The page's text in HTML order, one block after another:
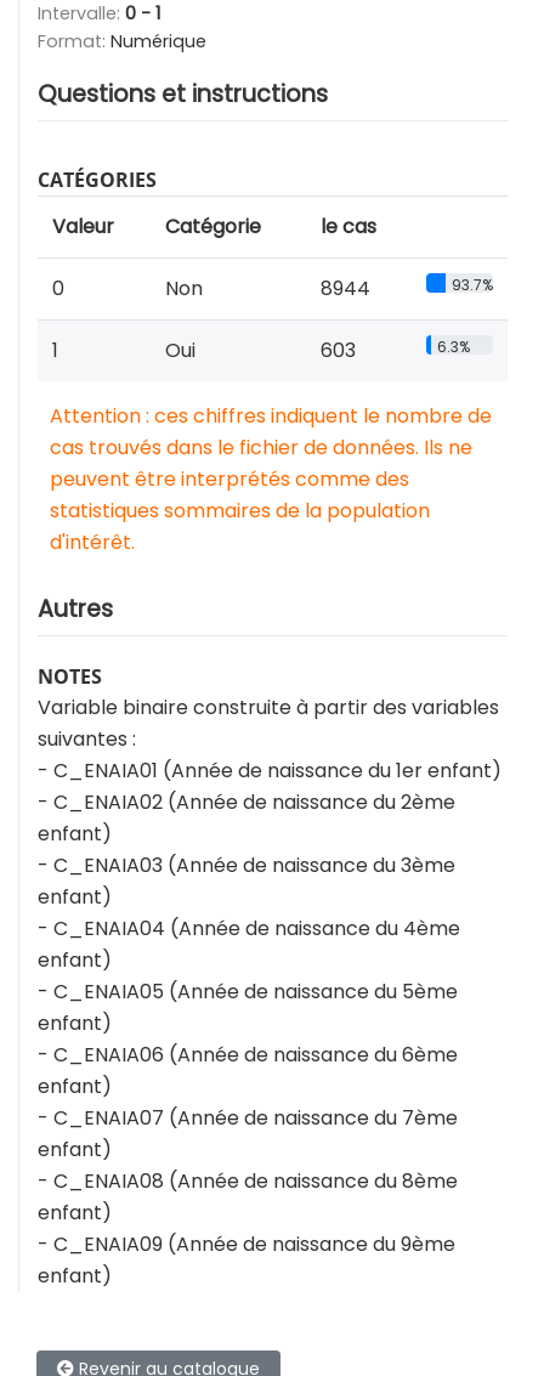
Intervalle: 0 - 1
Format: Numérique
Questions et instructions
CATÉGORIES
Valeur Catégorie le cas
0 Non 8944 93.7%
1 Oui 603 6.3%
Attention : ces chiffres indiquent le nombre de
cas trouvés dans le fichier de données. Ils ne
peuvent être interprétés comme des
statistiques sommaires de la population
d'intérêt.
Autres
NOTES
Variable binaire construite à partir des variables
suivantes :
- C_ENAIA01 (Année de naissance du 1er enfant)
- C_ENAIA02 (Année de naissance du 2ème
enfant)
- C_ENAIA03 (Année de naissance du 3ème
enfant)
- C_ENAIA04 (Année de naissance du 4ème
enfant)
- C_ENAIA05 (Année de naissance du 5ème
enfant)
- C_ENAIA06 (Année de naissance du 6ème
enfant)
- C_ENAIA07 (Année de naissance du 7ème
enfant)
- C_ENAIA08 (Année de naissance du 8ème
enfant)
- C_ENAIA09 (Année de naissance du 9ème
enfant)
Revenir au catalogue